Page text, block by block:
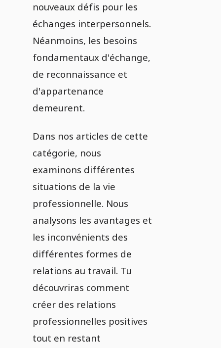
nouveaux défis pour les
échanges interpersonnels.
Néanmoins, les besoins
fondamentaux d'échange,
de reconnaissance et
d'appartenance
demeurent.
Dans nos articles de cette
catégorie, nous
examinons différentes
situations de la vie
professionnelle. Nous
analysons les avantages et
les inconvénients des
différentes formes de
relations au travail. Tu
découvriras comment
créer des relations
professionnelles positives
tout en restant